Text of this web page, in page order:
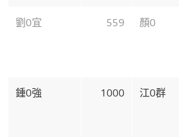
劉0宜 559 顏0
鍾0強 1000 江0群